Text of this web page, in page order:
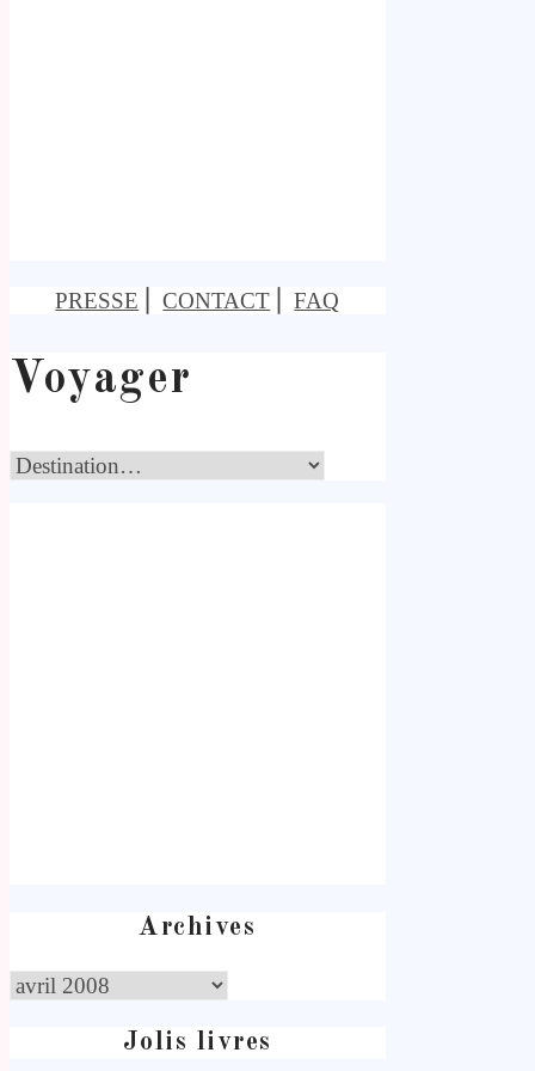
PRESSE ⎢CONTACT ⎢FAQ
Voyager
Archives
Jolis livres